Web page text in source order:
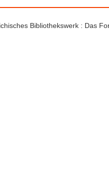
Bibliothekswerk : Das